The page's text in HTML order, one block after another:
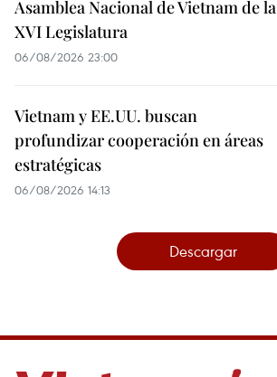
Asamblea Nacional de Vietnam de la
XVI Legislatura
06/08/2026 23:00
Vietnam y EE.UU. buscan
profundizar cooperación en áreas
estratégicas
06/08/2026 14:13
Descargar